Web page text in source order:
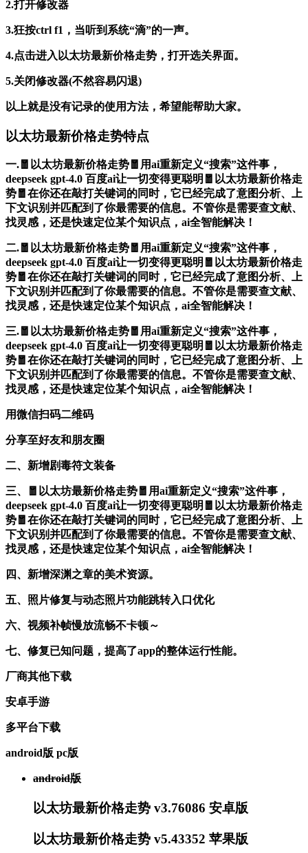
2.打开修改器
3.狂按ctrl f1，当听到系统“滴”的一声。
4.点击进入以太坊最新价格走势，打开选关界面。
5.关闭修改器(不然容易闪退)
以上就是没有记录的使用方法，希望能帮助大家。
以太坊最新价格走势特点
一.🧧以太坊最新价格走势🧧用ai重新定义“搜索”这件事，
deepseek gpt-4.0 百度ai让一切变得更聪明🧧以太坊最新价格走
势🧧在你还在敲打关键词的同时，它已经完成了意图分析、上
下文识别并匹配到了你最需要的信息。不管你是需要查文献、
找灵感，还是快速定位某个知识点，ai全智能解决！
二.🧧以太坊最新价格走势🧧用ai重新定义“搜索”这件事，
deepseek gpt-4.0 百度ai让一切变得更聪明🧧以太坊最新价格走
势🧧在你还在敲打关键词的同时，它已经完成了意图分析、上
下文识别并匹配到了你最需要的信息。不管你是需要查文献、
找灵感，还是快速定位某个知识点，ai全智能解决！
三.🧧以太坊最新价格走势🧧用ai重新定义“搜索”这件事，
deepseek gpt-4.0 百度ai让一切变得更聪明🧧以太坊最新价格走
势🧧在你还在敲打关键词的同时，它已经完成了意图分析、上
下文识别并匹配到了你最需要的信息。不管你是需要查文献、
找灵感，还是快速定位某个知识点，ai全智能解决！
用微信扫码二维码
分享至好友和朋友圈
二、新增剧毒符文装备
三、🧧以太坊最新价格走势🧧用ai重新定义“搜索”这件事，
deepseek gpt-4.0 百度ai让一切变得更聪明🧧以太坊最新价格走
势🧧在你还在敲打关键词的同时，它已经完成了意图分析、上
下文识别并匹配到了你最需要的信息。不管你是需要查文献、
找灵感，还是快速定位某个知识点，ai全智能解决！
四、新增深渊之章的美术资源。
五、照片修复与动态照片功能跳转入口优化
六、视频补帧慢放流畅不卡顿～
七、修复已知问题，提高了app的整体运行性能。
厂商其他下载
安卓手游
多平台下载
android版 pc版
android版
以太坊最新价格走势 v3.76086 安卓版
以太坊最新价格走势 v5.43352 苹果版